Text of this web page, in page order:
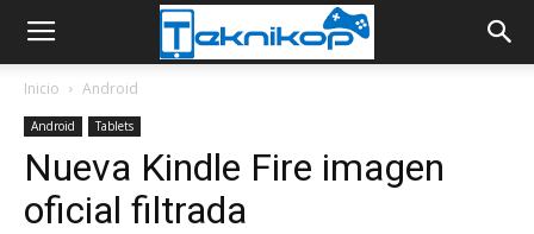
Inicio Android
Android Tablets
Nueva Kindle Fire imagen
oficial filtrada